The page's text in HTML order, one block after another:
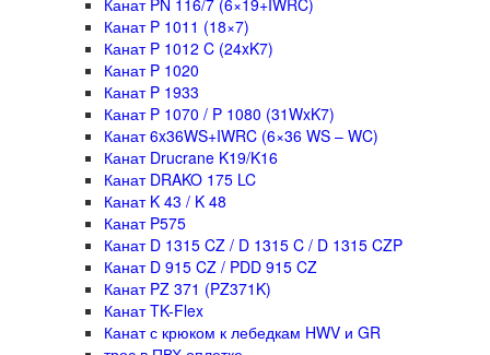
Канат P 1011 (18×7)
Канат P 1012 C (24xK7)
Канат P 1020
Канат P 1933
Канат P 1070 / P 1080 (31WxK7)
Канат 6x36WS+IWRC (6×36 WS – WC)
Канат Drucrane K19/K16
Канат DRAKO 175 LC
Канат K 43 / K 48
Канат P575
Канат D 1315 CZ / D 1315 C / D 1315 CZP
Канат D 915 CZ / PDD 915 CZ
Канат PZ 371 (PZ371K)
Канат TK-Flex
Канат с крюком к лебедкам HWV и GR